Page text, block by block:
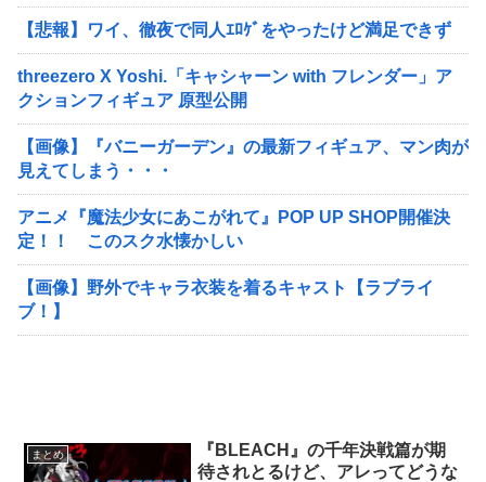
【悲報】ワイ、徹夜で同人ｴﾛｹﾞをやったけど満足できず
threezero X Yoshi.「キャシャーン with フレンダー」ア
クションフィギュア 原型公開
【画像】『バニーガーデン』の最新フィギュア、マン肉が
見えてしまう・・・
アニメ『魔法少女にあこがれて』POP UP SHOP開催決
定！！ このスク水懐かしい
【画像】野外でキャラ衣装を着るキャスト【ラブライ
ブ！】
まとめ
『BLEACH』の千年決戦篇が期
待されとるけど、アレってどうな